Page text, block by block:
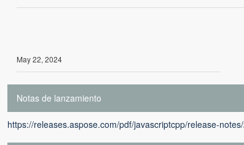
May 22, 2024
Notas de lanzamiento
https://releases.aspose.com/pdf/javascriptcpp/release-